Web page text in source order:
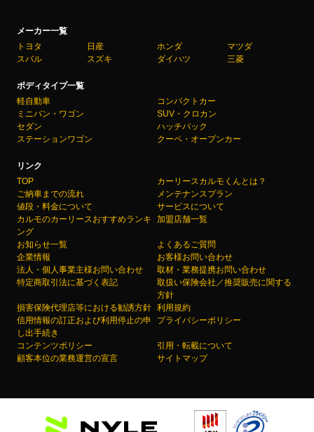
メーカー一覧
トヨタ
日産 ホンダ
マツダ
スバル
スズキ ダイハツ 三菱
ボディタイプ一覧
軽自動車
コンパクトカー
ミニバン・ワゴン
SUV・クロカン
セダン
ハッチバック
ステーションワゴン
クーペ・オープンカー
リンク
TOP
カーリースカルモくんとは？
ご納車までの流れ
メンテナンスプラン
値段・料金について
サービスについて
カルモのカーリースおすすめランキ
ング
加盟店舗一覧
お知らせ一覧
よくあるご質問
企業情報
お客様お問い合わせ
法人・個人事業主様お問い合わせ
取材・業務提携お問い合わせ
特定商取引法に基づく表記
取扱い保険会社／推奨販売に関する
方針
損害保険代理店等における勧誘方針 利用規約
信用情報の訂正および利用停止の申
し出手続き
プライバシーポリシー
コンテンツポリシー
引用・転載について
顧客本位の業務運営の宣言
サイトマップ